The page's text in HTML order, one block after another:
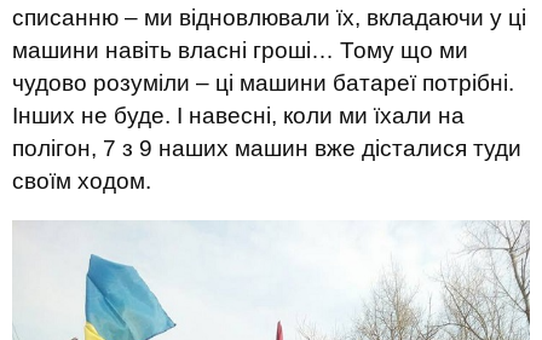
списанню – ми відновлювали їх, вкладаючи у ці
машини навіть власні гроші… Тому що ми
чудово розуміли – ці машини батареї потрібні.
Інших не буде. І навесні, коли ми їхали на
полігон, 7 з 9 наших машин вже дісталися туди
своїм ходом.